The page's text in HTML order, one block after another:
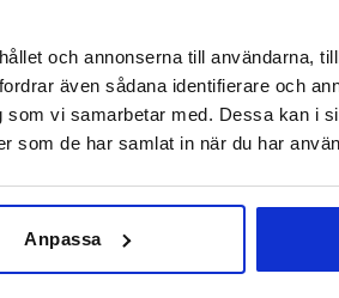
och annonserna till användarna,
även sådana identifierare och
vi samarbetar med. Dessa kan i
som de har samlat in när du har
Anpassa
18 — 34 20
14 — 26 14